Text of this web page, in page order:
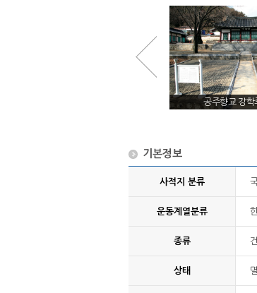
공주향교 강학
기본정보
사적지 분류
운동계열분류
종류
상태